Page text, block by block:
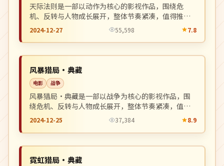
天际法则是一部以动作为核心的影视作品，围绕危
机、反转与人物成长展开，整体节奏紧凑，值得推荐
观看。
2024-12-27 55,598 7.8
中国
风暴猎局·典藏
电影 战争
风暴猎局·典藏是一部以战争为核心的影视作品，围
绕危机、反转与人物成长展开，整体节奏紧凑，值得
推荐观看。
2024-12-25 37,384 8.9
韩国
霓虹猎局·典藏